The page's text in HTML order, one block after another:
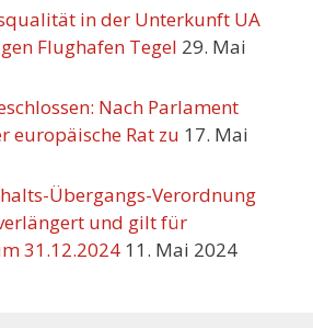
in der Unterkunft UA
Flughafen Tegel 29. Mai
Nach Parlament
europäische Rat zu 17. Mai
Übergangs-Verordnung
und gilt für
31.12.2024 11. Mai 2024